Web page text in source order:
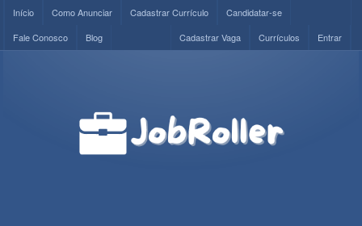
Início Como Anunciar Cadastrar Currículo
Candidatar-se
Fale Conosco
Blog Entrar
Currículos
Cadastrar Vaga